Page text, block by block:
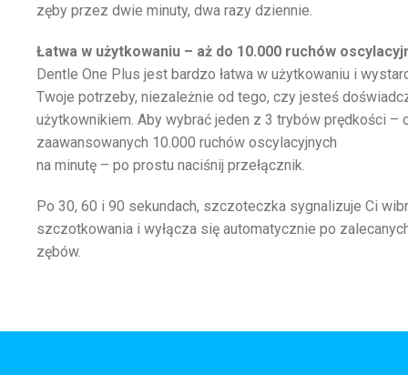
zęby przez dwie minuty, dwa razy dziennie.
Łatwa w użytkowaniu – aż do 10.000 ruchów
Dentle One Plus jest bardzo łatwa w użytkowaniu i
Twoje potrzeby, niezależnie od tego, czy jesteś
użytkownikiem. Aby wybrać jeden z 3 trybów prędkości –
zaawansowanych 10.000 ruchów oscylacyjnych
na minutę – po prostu naciśnij przełącznik.
Po 30, 60 i 90 sekundach, szczoteczka sygnalizuje Ci
szczotkowania i wyłącza się automatycznie po
zębów.